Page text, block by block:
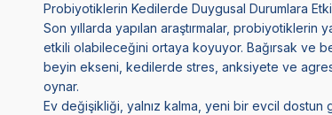
Probiyotiklerin Kedilerde Duygusal Durumlara
Son yıllarda yapılan araştırmalar, probiyotiklerin
etkili olabileceğini ortaya koyuyor. Bağırsak ve
beyin ekseni, kedilerde stres, anksiyete ve
oynar.
Ev değişikliği, yalnız kalma, yeni bir evcil